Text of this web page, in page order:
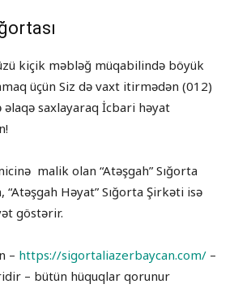
kiçik məbləğ müqabilində böyük
üçün Siz də vaxt itirmədən (012)
əlaqə saxlayaraq İcbari həyat
malik olan “Atəşgah” Sığorta
“Atəşgah Həyat” Sığorta Şirkəti isə
göstərir.
– https://sigortaliazerbaycan.com/ –
– bütün hüquqlar qorunur